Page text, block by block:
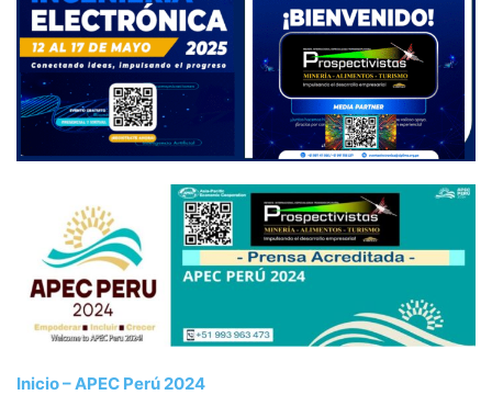
Inicio – APEC Perú 2024